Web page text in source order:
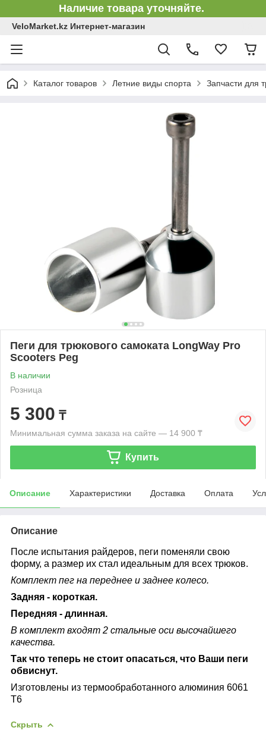
Наличие товара уточняйте.
VeloMarket.kz Интернет-магазин
Каталог товаров Летние виды спорта Запчасти для
Пеги для трюкового самоката LongWay Pro
Scooters Peg
В наличии
Розница
5 300 ₸
Минимальная сумма заказа на сайте — 14 900 ₸
Купить
Описание Характеристики Доставка Оплата
Описание
После испытания райдеров, пеги поменяли свою
форму, а размер их стал идеальным для всех трюков.
Комплект пег на переднее и заднее колесо.
Задняя - короткая.
Передняя - длинная.
В комплект входят 2 стальные оси высочайшего
качества.
Так что теперь не стоит опасаться, что Ваши пеги
обвиснут.
Изготовлены из термообработанного алюминия 6061
Т6
Скрыть